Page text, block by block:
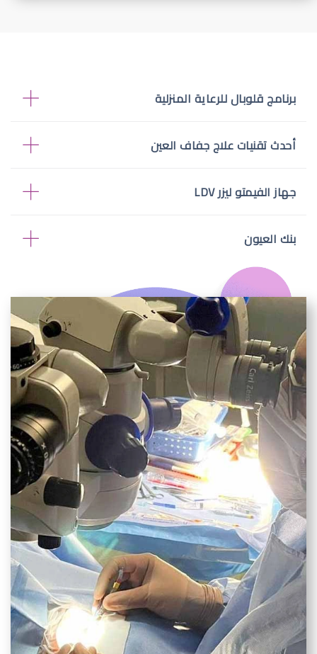
برنامج قلوبال للرعاية المنزلية
أحدث تقنيات علاج جفاف العين
جهاز الفيمتو ليزر LDV
بنك العيون